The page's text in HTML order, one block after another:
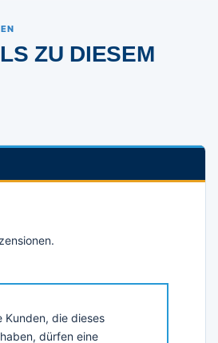
ZU DIESEM
Kunden, die dieses
dürfen eine